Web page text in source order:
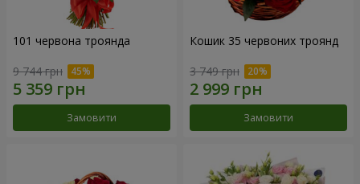
101 червона троянда
9 744 грн
Замовити
Кошик 35 червоних троянд
3 749 грн
Замовити